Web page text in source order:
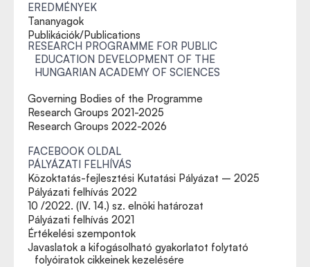
EREDMÉNYEK
Tananyagok
Publikációk/Publications
RESEARCH PROGRAMME FOR PUBLIC
EDUCATION DEVELOPMENT OF THE
HUNGARIAN ACADEMY OF SCIENCES
Governing Bodies of the Programme
Research Groups 2021-2025
Research Groups 2022-2026
FACEBOOK OLDAL
PÁLYÁZATI FELHÍVÁS
Közoktatás-fejlesztési Kutatási Pályázat – 2025
Pályázati felhívás 2022
10 /2022. (IV. 14.) sz. elnöki határozat
Pályázati felhívás 2021
Értékelési szempontok
Javaslatok a kifogásolható gyakorlatot folytató
folyóiratok cikkeinek kezelésére